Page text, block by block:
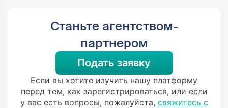
Станьте агентством-
партнером
Подать заявку
Если вы хотите изучить нашу платформу
перед тем, как зарегистрироваться, или если
у вас есть вопросы, пожалуйста, свяжитесь с